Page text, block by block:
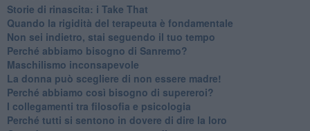
​Storie di rinascita: i Take That
​Quando la rigidità del terapeuta è fondamentale
​Non sei indietro, stai seguendo il tuo tempo
​Perché abbiamo bisogno di Sanremo?
​Maschilismo inconsapevole
​La donna può scegliere di non essere madre!
​Perché abbiamo così bisogno di supereroi?
​I collegamenti tra filosofia e psicologia
​Perché tutti si sentono in dovere di dire la loro